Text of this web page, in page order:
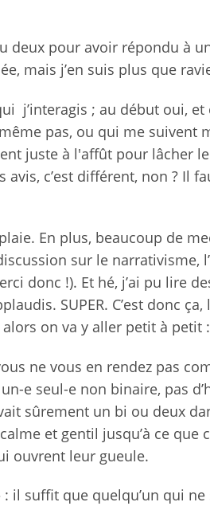
deux pour avoir répondu à
mais j’en suis plus que
j’interagis ; au début oui, et
pas, ou qui me suivent
juste à l'affût pour lâcher
c’est différent, non ? Il
En plus, beaucoup de
sur le narrativisme,
donc !). Et hé, j’ai pu lire
SUPER. C’est donc
alors on va y aller petit à petit :
ne vous en rendez pas
un-e seul-e non binaire, pas
sûrement un bi ou deux
et gentil jusqu’à ce que
ouvrent leur gueule.
: il suffit que quelqu’un qui